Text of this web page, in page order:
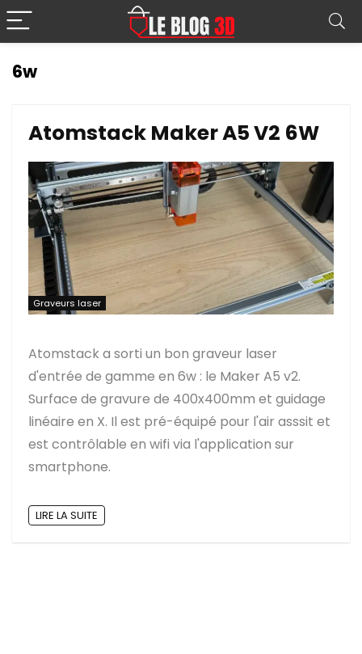
6w
Atomstack Maker A5 V2 6W
Graveurs laser
Atomstack a sorti un bon graveur laser
d'entrée de gamme en 6w : le Maker A5 v2.
Surface de gravure de 400x400mm et guidage
linéaire en X. Il est pré-équipé pour l'air asssit et
est contrôlable en wifi via l'application sur
smartphone.
LIRE LA SUITE